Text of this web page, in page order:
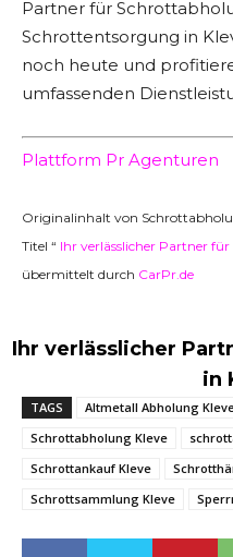
Partner für
Schrottentsorgung in
noch heute und
umfassenden
Plattform Pr Agenturen
Originalinhalt von
Titel “ Ihr verlässlicher Partner
übermittelt durch CarPr.de
Ihr verlässlicher
in
TAGS Altmetall Abholung
Schrottabholung Kleve
Schrottankauf Kleve
Schrottsammlung Kleve